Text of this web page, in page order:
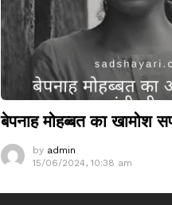
बेपनाह मोहब्बत का खामोश
by admin
15/06/2024, 10:38 am